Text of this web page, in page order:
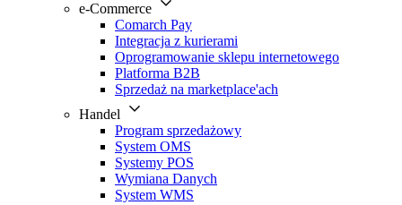
e-Commerce
Comarch Pay
Integracja z kurierami
Oprogramowanie sklepu internetowego
Platforma B2B
Sprzedaż na marketplace'ach
Handel
Program sprzedażowy
System OMS
Systemy POS
Wymiana Danych
System WMS